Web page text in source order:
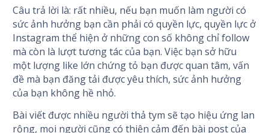
Câu trả lời là: rất nhiều, nếu bạn muốn làm người có
sức ảnh hưởng bạn cần phải có quyền lực, quyền lực ở
Instagram thể hiện ở những con số không chỉ follow
mà còn là lượt tương tác của bạn. Việc bạn sở hữu
một lượng like lớn chứng tỏ bạn được quan tâm, vấn
đề mà bạn đăng tải được yêu thích, sức ảnh hưởng
của bạn không hề nhỏ.
Bài viết được nhiều người thả tym sẽ tạo hiệu ứng lan
rộng, mọi người cũng có thiện cảm đến bài post của